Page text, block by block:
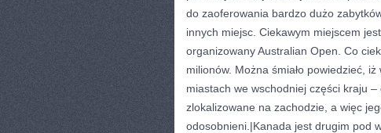
do zaoferowania bardzo dużo
innych miejsc. Ciekawym miejscem
organizowany Australian Open. Co
milionów. Można śmiało powiedzieć,
miastach we wschodniej części kraju
zlokalizowane na zachodzie, a więc
odosobnieni.|Kanada jest drugim pod